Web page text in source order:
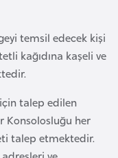
temsil edecek kişi
kağıdına kaşeli ve
talep edilen
Konsolosluğu her
talep etmektedir.